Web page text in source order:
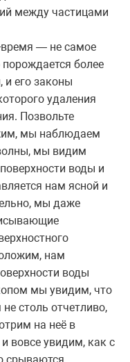
между частицами
время — не самое
более
его законы
удаления
Позвольте
мы наблюдаем
мы видим
воды и
нам ясной и
мы даже
нам
воды
мы увидим, что
столь отчетливо,
на неё в
вовсе увидим, как с